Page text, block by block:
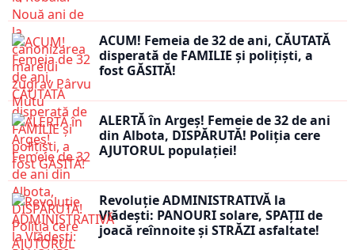
ACUM! Femeia de 32 de ani, CĂUTATĂ
disperată de FAMILIE și polițiști, a
fost GĂSITĂ!
ALERTĂ în Argeș! Femeie de 32 de ani
din Albota, DISPĂRUTĂ! Poliția cere
AJUTORUL populației!
Revoluție ADMINISTRATIVĂ la
Vlădești: PANOURI solare, SPAȚII de
joacă reînnoite și STRĂZI asfaltate!